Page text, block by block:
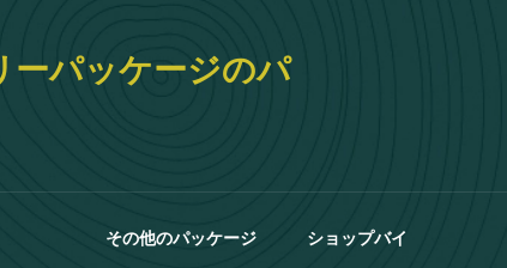
ーパッケージのパ
その他のパッケージ ショップバイ